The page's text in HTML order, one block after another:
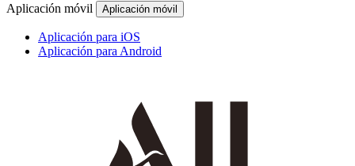
Aplicación móvil Aplicación móvil
Aplicación para iOS
Aplicación para Android